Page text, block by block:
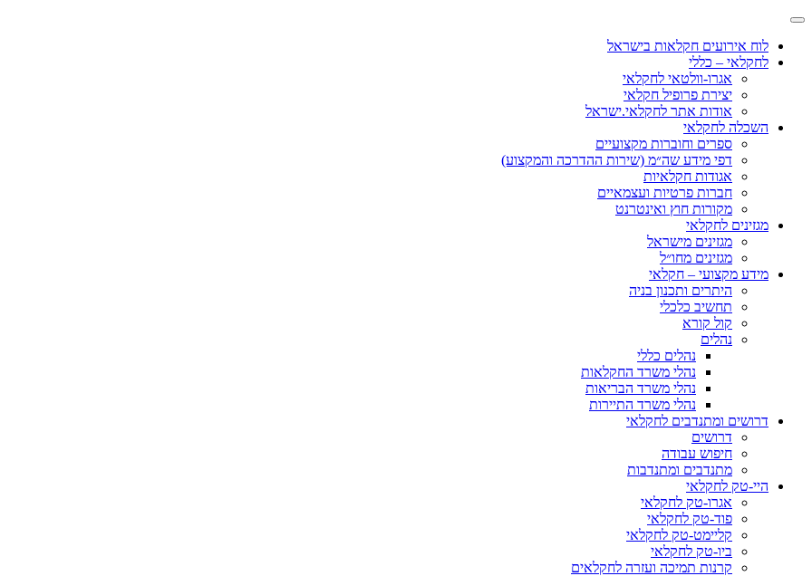
לוח אירועים חקלאות בישראל
לחקלאי – כללי
אגרו-וולטאי לחקלאי
יצירת פרופיל חקלאי
אודות אתר לחקלאי.ישראל
השכלה לחקלאי
ספרים וחוברות מקצועיים
דפי מידע שה״מ (שירות ההדרכה והמקצוע)
אגודות חקלאיות
חברות פרטיות ועצמאיים
מקורות חוץ ואינטרנט
מגזינים לחקלאי
מגזינים מישראל
מגזינים מחו״ל
מידע מקצועי – חקלאי
היתרים ותכנון בניה
תחשיב כלכלי
קול קורא
נהלים
נהלים כללי
נהלי משרד החקלאות
נהלי משרד הבריאות
נהלי משרד התיירות
דרושים ומתנדבים לחקלאי
דרושים
חיפוש עבודה
מתנדבים ומתנדבות
היי-טק לחקלאי
אגרו-טק לחקלאי
פוד-טק לחקלאי
קליימט-טק לחקלאי
ביו-טק לחקלאי
קרנות תמיכה ועזרה לחקלאים